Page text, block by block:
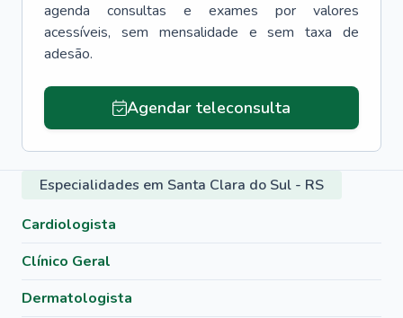
agenda consultas e exames por valores
acessíveis, sem mensalidade e sem taxa de
adesão.
Agendar teleconsulta
Especialidades em Santa Clara do Sul - RS
Cardiologista
Clínico Geral
Dermatologista